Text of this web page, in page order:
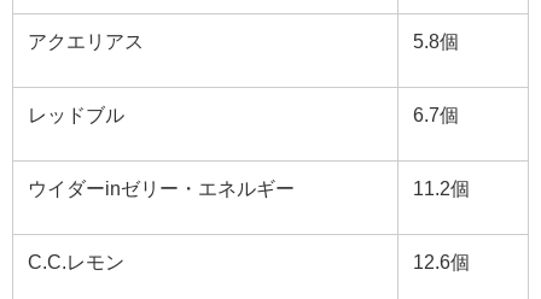
アクエリアス 5.8個
レッドブル 6.7個
ウイダーinゼリー・エネルギー 11.2個
C.C.レモン 12.6個